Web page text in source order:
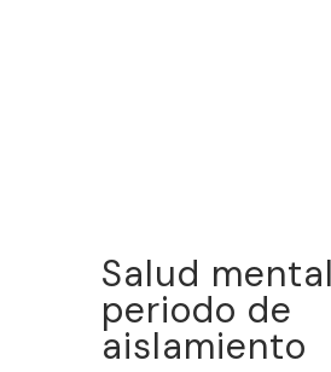
Salud mental
periodo de
aislamiento